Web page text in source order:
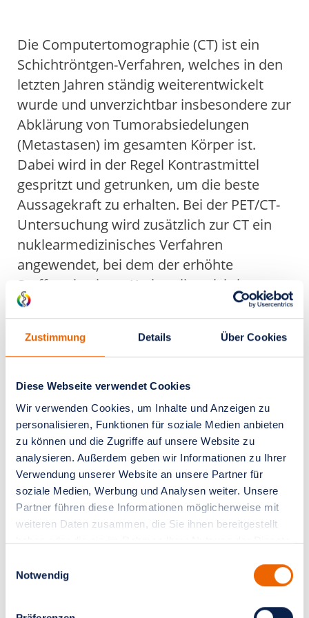
Zustimmung Details Über Cookies
Diese Webseite verwendet Cookies
Wir verwenden Cookies, um Inhalte und Anzeigen zu
personalisieren, Funktionen für soziale Medien anbieten
zu können und die Zugriffe auf unsere Website zu
analysieren. Außerdem geben wir Informationen zu Ihrer
Verwendung unserer Website an unsere Partner für
soziale Medien, Werbung und Analysen weiter. Unsere
Partner führen diese Informationen möglicherweise mit
weiteren Daten zusammen, die Sie ihnen bereitgestellt
haben oder die sie im Rahmen Ihrer Nutzung der Dienste
Notwendig
Einstieg
Ziele
Kliniken
Tumorkonferenz
Westdeutsches Tumorzentrum
Einstieg
Innere Klinik (Tumorforschung)
Fachabteilungen
Einstieg
Internistische Onkologie
Institut für Pathologie
Institut für Radiologie
Klinik für Strahlentherapie
Klinik für Nuklearmedizin
Forschung
Qualitätsmanagement
Mediathek
SPRECHSTUNDEN
Einstieg
Universitätsklinikum Essen
Knappschaft Kliniken Marienhospital Bottrop
Die Computertomographie (CT) ist ein
Schichtröntgen-Verfahren, welches in den
letzten Jahren ständig weiterentwickelt
wurde und unverzichtbar insbesondere zur
Abklärung von Tumorabsiedelungen
(Metastasen) im gesamten Körper ist.
Dabei wird in der Regel Kontrastmittel
gespritzt und getrunken, um die beste
Aussagekraft zu erhalten. Bei der PET/CT-
Untersuchung wird zusätzlich zur CT ein
nuklearmedizinisches Verfahren
angewendet, bei dem der erhöhte
Stoffwechsel von Krebszellen sichtbar
gemacht werden kann.
Akut Sprechstunde
Kurzfristige Beratung und Diagnose
- Zweite Meinung
- Beratung
- Sonographie
- Mammographie
- Stanzbiopsien